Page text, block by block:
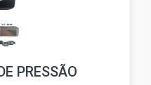
PRESSÃO